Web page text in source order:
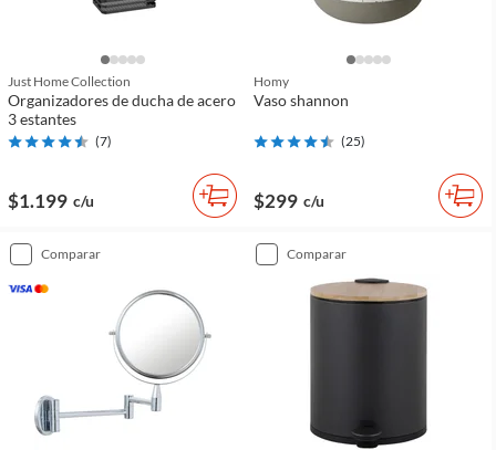
Just Home Collection
Organizadores de ducha de acero
3 estantes
(7)
$1.199 c/u
Homy
Vaso shannon
(25)
$299 c/u
comparar comparar